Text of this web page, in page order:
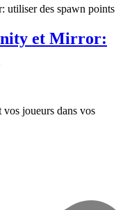
et Mirror:
joueurs dans vos